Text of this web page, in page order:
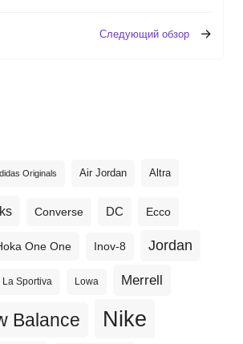
Следующий обзор
Originals Air Jordan Altra
Converse DC Ecco
One One Inov-8 Jordan
La Sportiva Lowa Merrell
Balance Nike